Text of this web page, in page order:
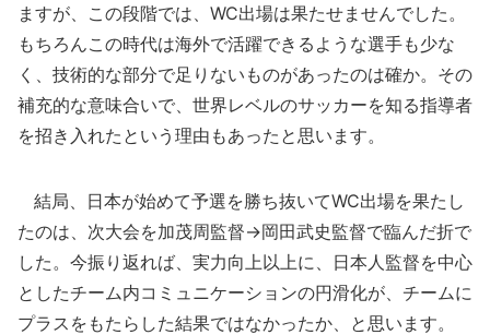
ますが、この段階では、WC出場は果たせませんでした。
もちろんこの時代は海外で活躍できるような選手も少な
く、技術的な部分で足りないものがあったのは確か。その
補充的な意味合いで、世界レベルのサッカーを知る指導者
を招き入れたという理由もあったと思います。
結局、日本が始めて予選を勝ち抜いてWC出場を果たし
たのは、次大会を加茂周監督→岡田武史監督で臨んだ折で
した。今振り返れば、実力向上以上に、日本人監督を中心
としたチーム内コミュニケーションの円滑化が、チームに
プラスをもたらした結果ではなかったか、と思います。